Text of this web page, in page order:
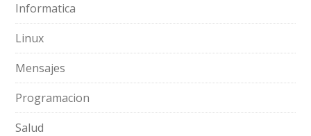
Informatica
Linux
Mensajes
Programacion
Salud